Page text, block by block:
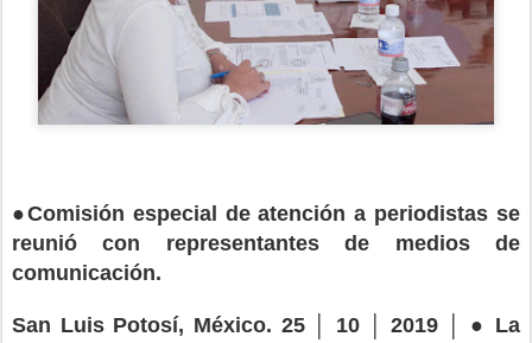
●Comisión especial de atención a periodistas se
reunió con representantes de medios de
comunicación.
San Luis Potosí, México. 25 │ 10 │ 2019 │ ● La